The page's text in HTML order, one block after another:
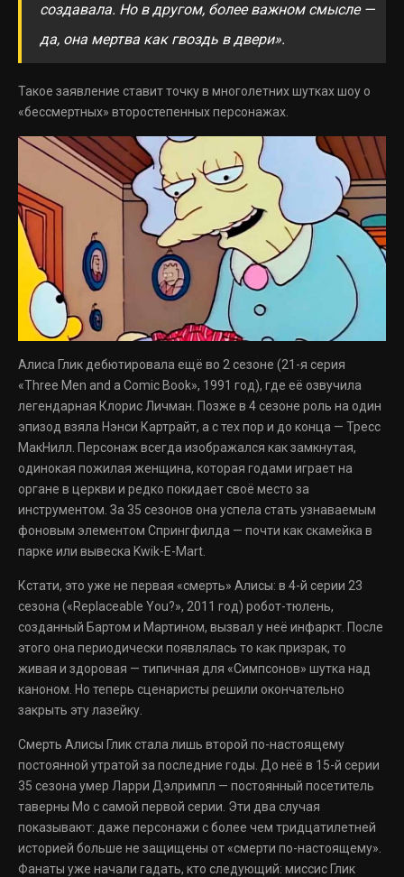
создавала. Но в другом, более важном смысле —
да, она мертва как гвоздь в двери».
Такое заявление ставит точку в многолетних шутках шоу о
«бессмертных» второстепенных персонажах.
Алиса Глик дебютировала ещё во 2 сезоне (21-я серия
«Three Men and a Comic Book», 1991 год), где её озвучила
легендарная Клорис Личман. Позже в 4 сезоне роль на один
эпизод взяла Нэнси Картрайт, а с тех пор и до конца — Тресс
МакНилл. Персонаж всегда изображался как замкнутая,
одинокая пожилая женщина, которая годами играет на
органе в церкви и редко покидает своё место за
инструментом. За 35 сезонов она успела стать узнаваемым
фоновым элементом Спрингфилда — почти как скамейка в
парке или вывеска Kwik-E-Mart.
Кстати, это уже не первая «смерть» Алисы: в 4-й серии 23
сезона («Replaceable You?», 2011 год) робот-тюлень,
созданный Бартом и Мартином, вызвал у неё инфаркт. После
этого она периодически появлялась то как призрак, то
живая и здоровая — типичная для «Симпсонов» шутка над
каноном. Но теперь сценаристы решили окончательно
закрыть эту лазейку.
Смерть Алисы Глик стала лишь второй по-настоящему
постоянной утратой за последние годы. До неё в 15-й серии
35 сезона умер Ларри Дэлримпл — постоянный посетитель
таверны Мо с самой первой серии. Эти два случая
показывают: даже персонажи с более чем тридцатилетней
историей больше не защищены от «смерти по-настоящему».
Фанаты уже начали гадать, кто следующий: миссис Глик